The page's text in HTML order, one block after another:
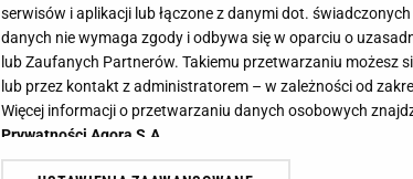
serwisów i aplikacji lub łączone z danymi dot.
danych nie wymaga zgody i odbywa się w oparciu o
lub Zaufanych Partnerów. Takiemu przetwarzaniu możesz
lub przez kontakt z administratorem – w zależności od
Więcej informacji o przetwarzaniu danych osobowych
Prywatności Agora S.A.